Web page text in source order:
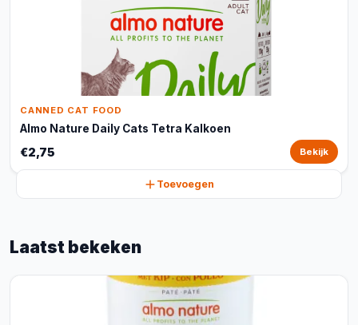
CANNED CAT FOOD
Almo Nature Daily Cats Tetra Kalkoen
€2,75 Bekijk
Toevoegen
Laatst bekeken